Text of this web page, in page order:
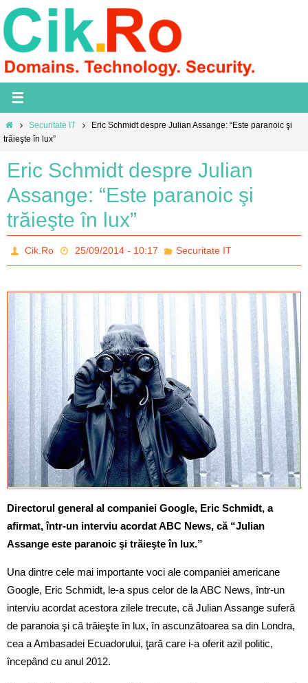
Skip
to
content
HomeSecuritate IT
Eric Schmidt despre Julian Assange: “Este paranoic şi
trăieşte în lux”
Eric Schmidt despre Julian
Assange: “Este paranoic şi
trăieşte în lux”
Cik.Ro 25/09/2014 - 10:17 Securitate IT
Directorul general al companiei Google, Eric Schmidt, a
afirmat, într-un interviu acordat ABC News, că “Julian
Assange este paranoic şi trăieşte în lux.”
Una dintre cele mai importante voci ale companiei americane
Google, Eric Schmidt, le-a spus celor de la ABC News, într-un
interviu acordat acestora zilele trecute, că Julian Assange suferă
de paranoia şi că trăieşte în lux, în ascunzătoarea sa din Londra,
cea a Ambasadei Ecuadorului, ţară care i-a oferit azil politic,
începând cu anul 2012.